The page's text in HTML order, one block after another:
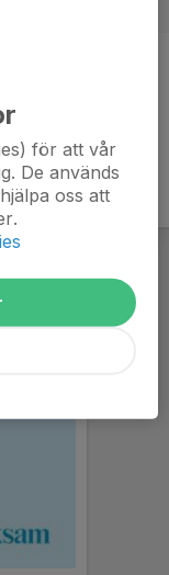
för att vår
De används
oss att